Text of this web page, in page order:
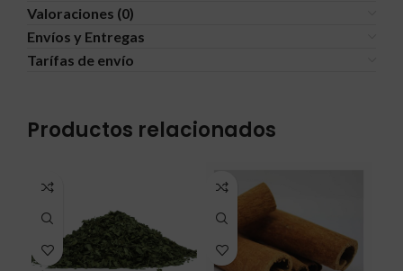
Valoraciones (0)
Envíos y Entregas
Tarífas de envío
Productos relacionados